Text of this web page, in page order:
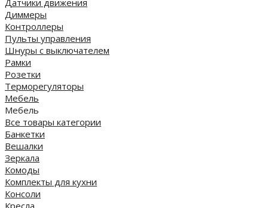
Диммеры
Контроллеры
Пульты управления
Шнуры с выключателем
Рамки
Розетки
Терморегуляторы
Мебель
Мебель
Все товары категории
Банкетки
Вешалки
Зеркала
Комоды
Комплекты для кухни
Консоли
Кресла